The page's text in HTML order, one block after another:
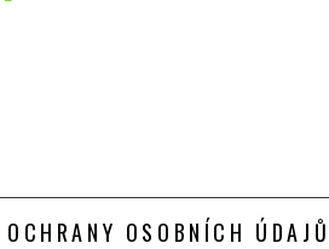
OSOBNÍCH ÚDAJŮ